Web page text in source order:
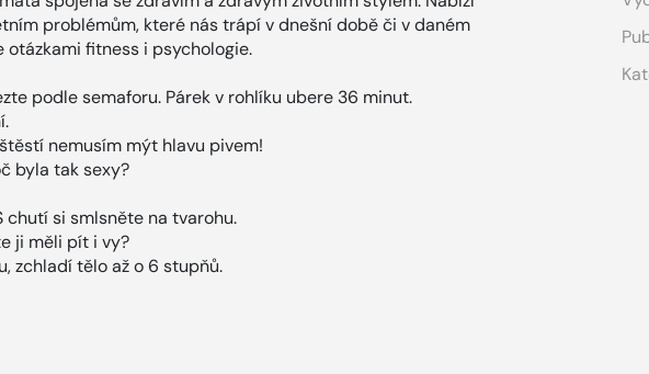
problémům, které nás trápí v dnešní době či v daném
otázkami fitness i psychologie.
podle semaforu. Párek v rohlíku ubere 36 minut.
nemusím mýt hlavu pivem!
byla tak sexy?
chutí si smlsněte na tvarohu.
ji měli pít i vy?
zchladí tělo až o 6 stupňů.